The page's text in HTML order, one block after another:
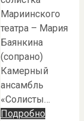
Мариинского
театра – Мария
Баянкина
(сопрано)
Камерный
ансамбль
«Солисты…
Подробно